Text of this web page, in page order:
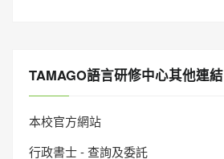
TAMAGO語言研修中心其他連結
本校官方網站
行政書士 - 查詢及委託